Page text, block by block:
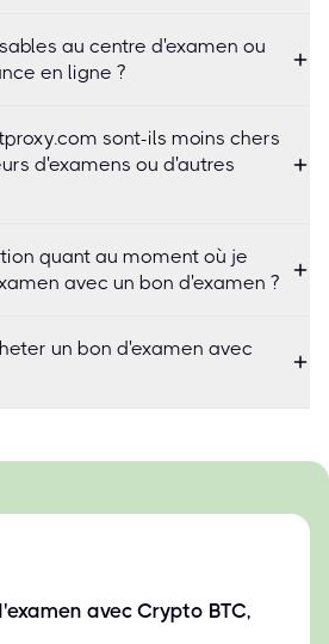
au centre d'examen ou
en ligne ?
sont-ils moins chers
d'examens ou d'autres
quant au moment où je
avec un bon d'examen ?
un bon d'examen avec
avec Crypto BTC,